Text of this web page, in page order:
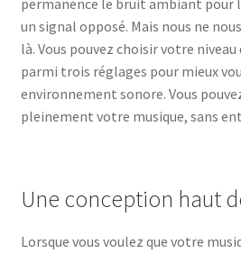
un signal opposé. Mais nous ne
là. Vous pouvez choisir votre
parmi trois réglages pour mieux
environnement sonore. Vous
pleinement votre musique, sans
Une conception haut
Lorsque vous voulez que votre